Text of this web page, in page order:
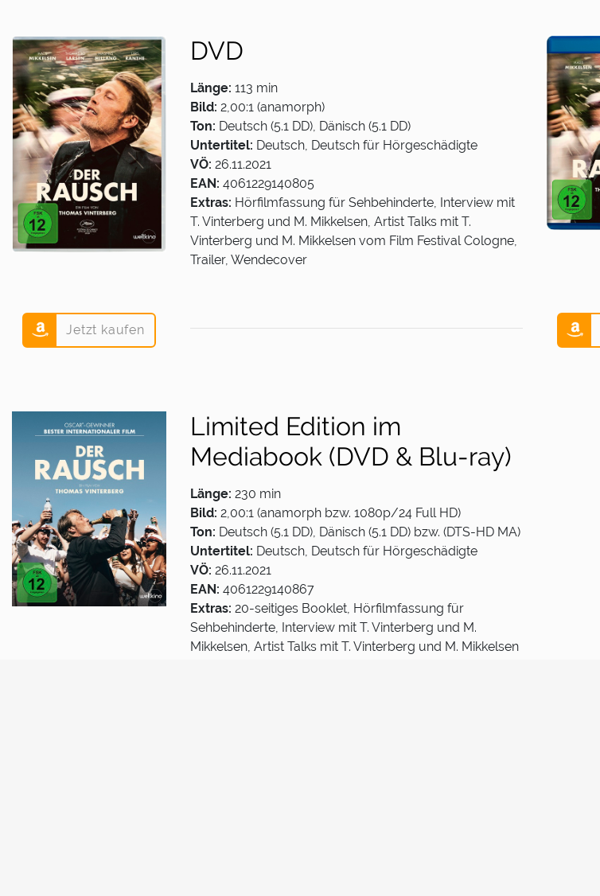
DVD
Länge: 113 min
Bild: 2,00:1 (anamorph)
Ton: Deutsch (5.1 DD), Dänisch (5.1 DD)
Untertitel: Deutsch, Deutsch für Hörgeschädigte
VÖ: 26.11.2021
EAN: 4061229140805
Extras: Hörfilmfassung für Sehbehinderte, Interview mit
T. Vinterberg und M. Mikkelsen, Artist Talks mit T.
Vinterberg und M. Mikkelsen vom Film Festival Cologne,
Trailer, Wendecover
Jetzt kaufen
Limited Edition im
Mediabook (DVD & Blu-ray)
Länge: 230 min
Bild: 2,00:1 (anamorph bzw. 1080p/24 Full HD)
Ton: Deutsch (5.1 DD), Dänisch (5.1 DD) bzw. (DTS-HD MA)
Untertitel: Deutsch, Deutsch für Hörgeschädigte
VÖ: 26.11.2021
EAN: 4061229140867
Extras: 20-seitiges Booklet, Hörfilmfassung für
Sehbehinderte, Interview mit T. Vinterberg und M.
Mikkelsen, Artist Talks mit T. Vinterberg und M. Mikkelsen